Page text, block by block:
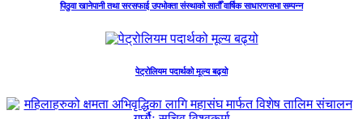
पिठुवा खानेपानी तथा सरसफाई उपभोक्ता संस्थाको सातौँ वार्षिक साधारणसभा सम्पन्न
पेट्रोलियम पदार्थको मूल्य बढ्यो